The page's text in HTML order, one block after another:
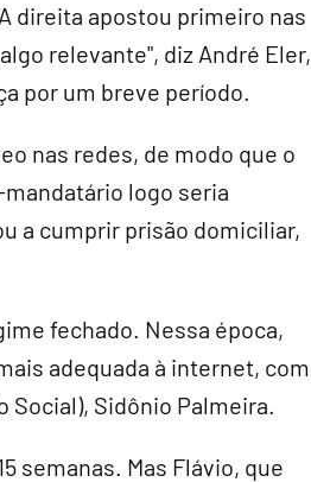
direita apostou primeiro nas
relevante", diz André Eler,
por um breve período.
nas redes, de modo que o
logo seria
a cumprir prisão domiciliar,
fechado. Nessa época,
adequada à internet, com
Social), Sidônio Palmeira.
semanas. Mas Flávio, que